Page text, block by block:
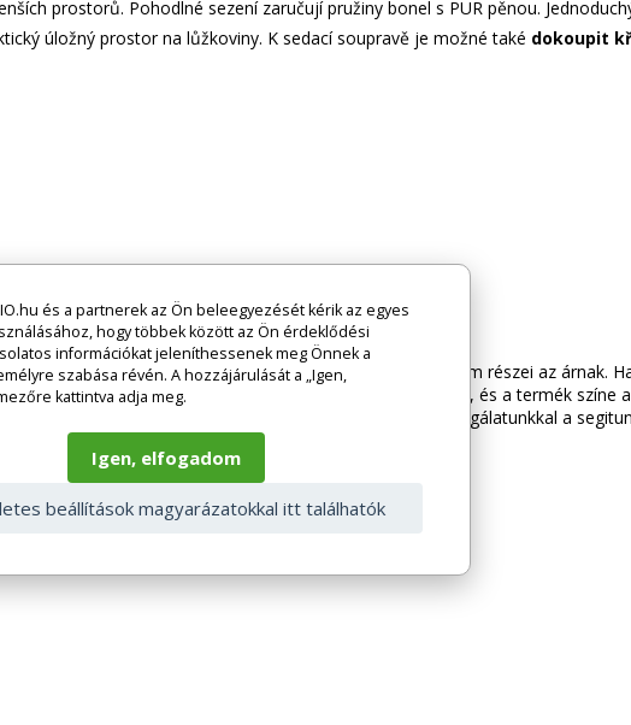
prostorů. Pohodlné sezení zaručují pružiny bonel s PUR pěnou.
úložný prostor na lůžkoviny. K sedací soupravě je možné také dokoupit
matracok stb.) nélkül kerülnek kiszállításra, így azok nem részei az árnak.
az áru jellegétől függően. A fotók illusztrációk is lehetnek, és a termék színe
kérdés esetén kérjük, vegye fel a kapcsolatot ügyfélszolgálatunkkal a
és a partnerek az Ön beleegyezését kérik az egyes
hogy többek között az Ön érdeklődési
információkat jeleníthessenek meg Önnek a
szabása révén. A hozzájárulását a „Igen,
kattintva adja meg.
Igen, elfogadom
beállítások magyarázatokkal itt találhatók